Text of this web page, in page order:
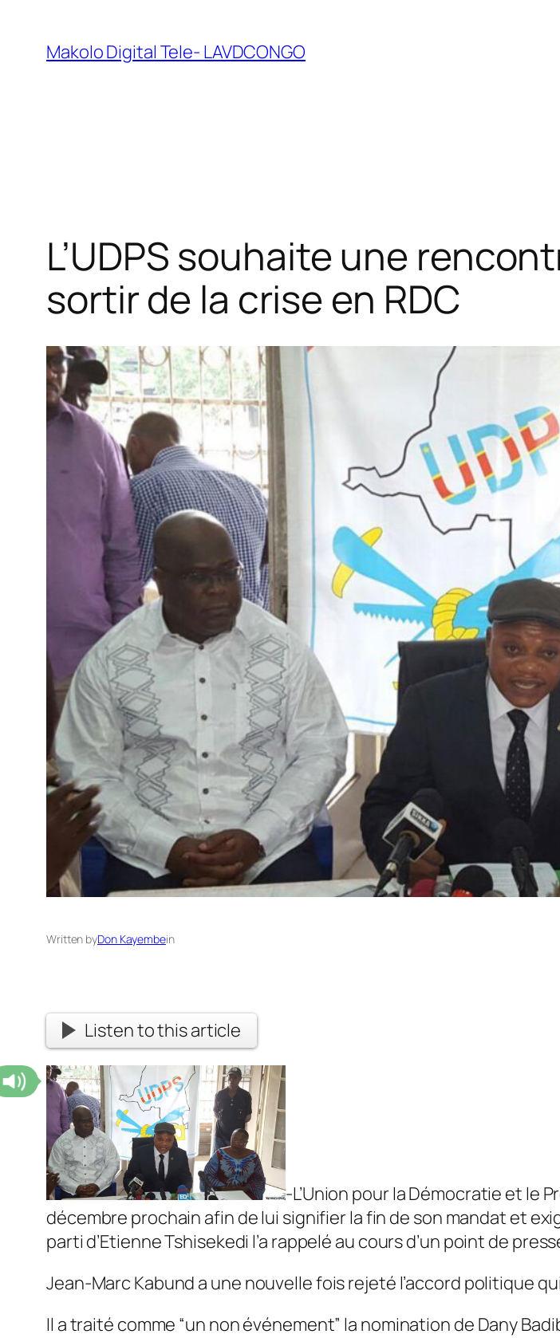
Makolo Digital Tele- LAVDCONGO
L’UDPS souhaite une
sortir de la crise en RDC
Written byDon Kayembein
Listen to this article
-L’Union pour la Démocratie et le
décembre prochain afin de lui signifier la fin de son mandat et
parti d’Etienne Tshisekedi l’a rappelé au cours d’un point de
Jean-Marc Kabund a une nouvelle fois rejeté l’accord politique
Il a traité comme “un non événement” la nomination de Dany